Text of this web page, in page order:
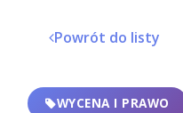
Powrót do listy
WYCENA I PRAWO